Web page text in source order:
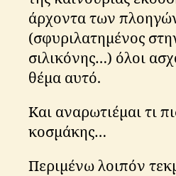
άρχοντα των
(σφυριλατημένος
σιλικόνης…) όλοι
θέμα αυτό.
Και αναρωτιέμαι τι
κοσμάκης…
Περιμένω λοιπόν